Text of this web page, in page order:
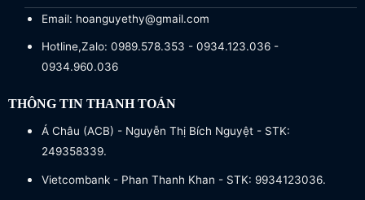
Email: hoanguyethy@gmail.com
Hotline,Zalo: 0989.578.353 - 0934.123.036 -
0934.960.036
THÔNG TIN THANH TOÁN
Á Châu (ACB) - Nguyễn Thị Bích Nguyệt - STK:
249358339.
Vietcombank - Phan Thanh Khan - STK: 9934123036.